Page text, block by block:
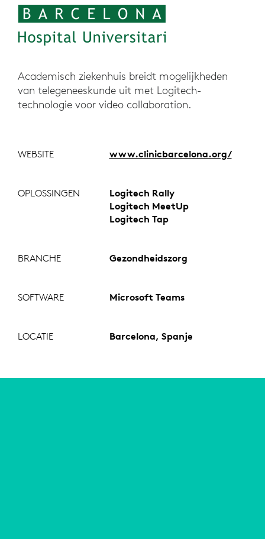
Academisch ziekenhuis breidt mogelijkheden
van telegeneeskunde uit met Logitech-
technologie voor video collaboration.
WEBSITE www.clinicbarcelona.org/
OPLOSSINGEN
Logitech Rally
Logitech MeetUp
Logitech Tap
BRANCHE Gezondheidszorg
SOFTWARE Microsoft Teams
LOCATIE Barcelona, Spanje